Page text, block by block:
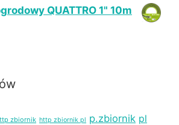
QUATTRO 1" 10m
zbiornik http zbiornik pl p.zbiornik pl